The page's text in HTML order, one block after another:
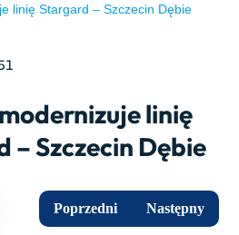
linię Stargard – Szczecin Dębie
linię
– Szczecin Dębie
Poprzedni Następny